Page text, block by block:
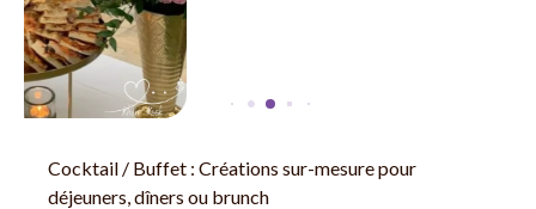
Cocktail / Buffet : Créations sur-mesure pour
déjeuners, dîners ou brunch